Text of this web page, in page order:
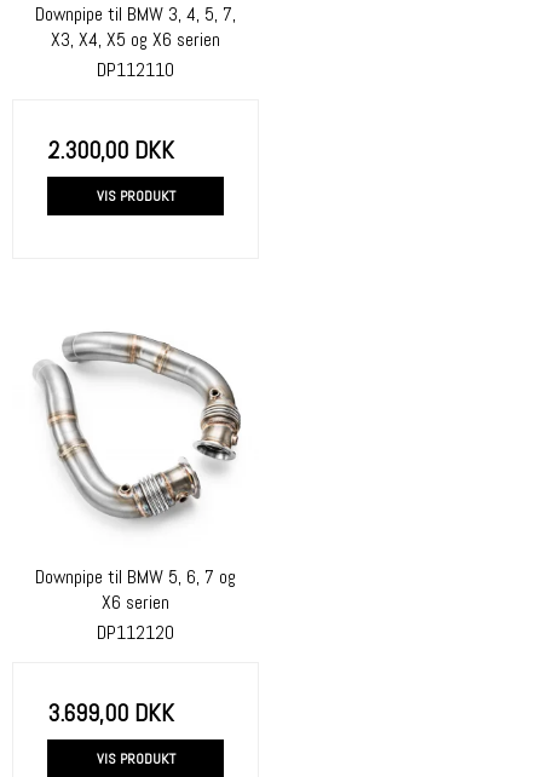
Downpipe til BMW 3, 4, 5, 7,
X3, X4, X5 og X6 serien
DP112110
2.300,00 DKK
VIS PRODUKT
Downpipe til BMW 5, 6, 7 og
X6 serien
DP112120
3.699,00 DKK
VIS PRODUKT